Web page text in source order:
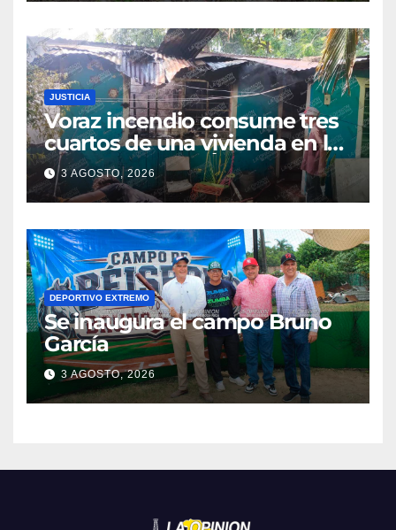
JUSTICIA
Voraz incendio consume tres
cuartos de una vivienda en la
colonia Manuel Ávila
Camacho
3 AGOSTO, 2026
DEPORTIVO EXTREMO
Se inaugura el campo Bruno
García
3 AGOSTO, 2026